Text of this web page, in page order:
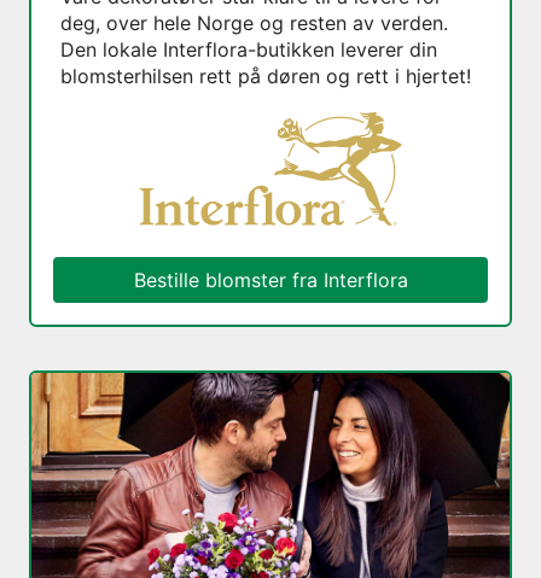
deg, over hele Norge og resten av verden.
Den lokale Interflora-butikken leverer din
blomsterhilsen rett på døren og rett i hjertet!
Bestille blomster fra Interflora